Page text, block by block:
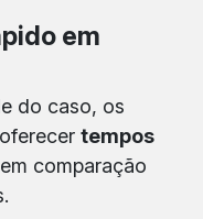
em
do caso, os
tempos
em comparação